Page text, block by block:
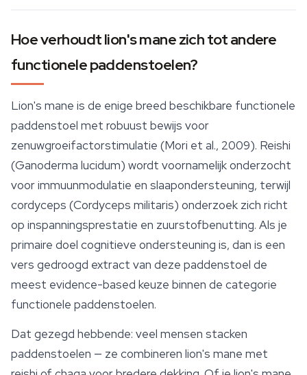
Hoe verhoudt lion's mane zich tot andere
functionele paddenstoelen?
Lion's mane is de enige breed beschikbare functionele
paddenstoel met robuust bewijs voor
zenuwgroeifactorstimulatie (Mori et al., 2009). Reishi
(Ganoderma lucidum) wordt voornamelijk onderzocht
voor immuunmodulatie en slaapondersteuning, terwijl
cordyceps (Cordyceps militaris) onderzoek zich richt
op inspanningsprestatie en zuurstofbenutting. Als je
primaire doel cognitieve ondersteuning is, dan is een
vers gedroogd extract van deze paddenstoel de
meest evidence-based keuze binnen de categorie
functionele paddenstoelen.
Dat gezegd hebbende: veel mensen stacken
paddenstoelen — ze combineren lion's mane met